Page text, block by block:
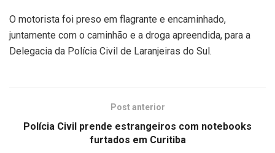
O motorista foi preso em flagrante e encaminhado,
juntamente com o caminhão e a droga apreendida, para a
Delegacia da Polícia Civil de Laranjeiras do Sul.
Post anterior
Polícia Civil prende estrangeiros com notebooks
furtados em Curitiba